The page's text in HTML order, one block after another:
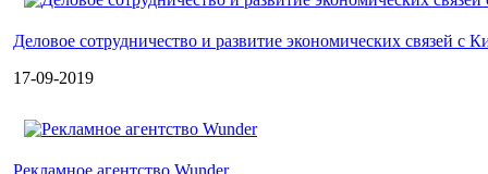
Деловое сотрудничество и развитие экономических связей с
17-09-2019